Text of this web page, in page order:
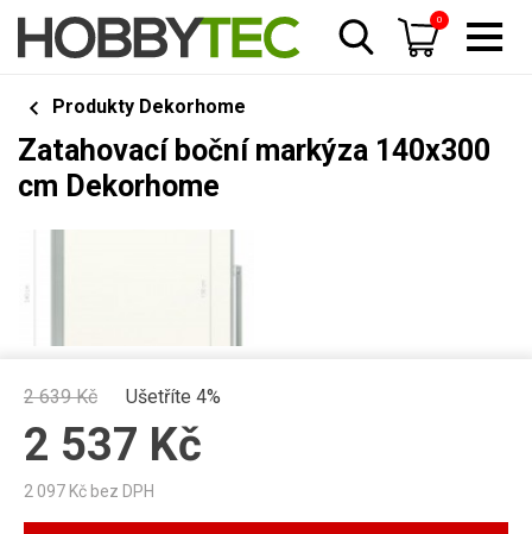
0
Produkty Dekorhome
Zatahovací boční markýza 140x300
cm Dekorhome
2 639Kč Ušetříte 4%
2 537 Kč
2 097 Kč bez DPH